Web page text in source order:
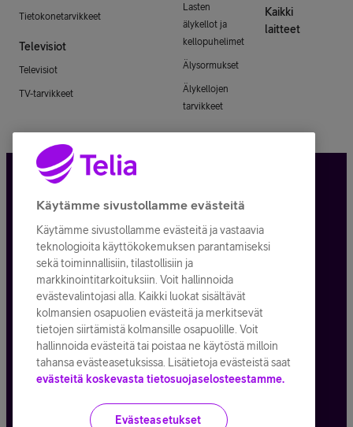
Tietokonetarvikkeet
Televisiot
Televisiot
TV-tarvikkeet
Lasten
älykellot ja
kellopuhelimet
Älysormukset
Älykellojen
tarvikkeet
Kaikki
laitteet
Tietosuoja ja -turva
Tilauksen peruuttaminen
Käyttöehdot
Evästeiden käyttö
Toimitusehdot ja palvelukuvaukset
Kaikki hinnat ALV25,5%
Käytämme sivustollamme evästeitä
Käytämme sivustollamme evästeitä ja vastaavia
teknologioita käyttökokemuksen parantamiseksi
sekä toiminnallisiin, tilastollisiin ja
markkinointitarkoituksiin. Voit hallinnoida
evästevalintojasi alla. Kaikki luokat sisältävät
kolmansien osapuolien evästeitä ja merkitsevät
tietojen siirtämistä kolmansille osapuolille. Voit
hallinnoida evästeitä tai poistaa ne käytöstä milloin
tahansa evästeasetuksissa. Lisätietoja evästeistä saat
evästeitä koskevasta tietosuojaselosteestamme.
Evästeasetukset